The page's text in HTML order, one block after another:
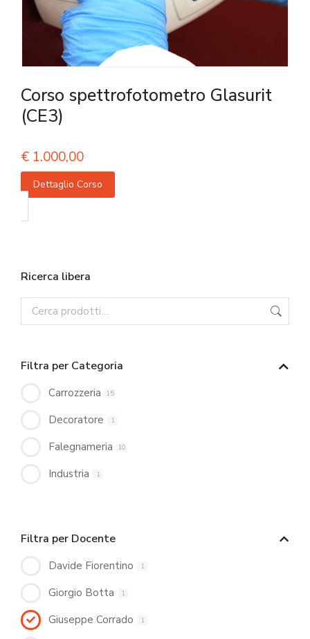
Corso spettrofotometro Glasurit
(CE3)
€ 1.000,00
Dettaglio Corso
Ricerca libera
Filtra per Categoria
Carrozzeria 15
Decoratore 1
Falegnameria 10
Industria 1
Filtra per Docente
Davide Fiorentino 1
Giorgio Botta 1
Giuseppe Corrado 1